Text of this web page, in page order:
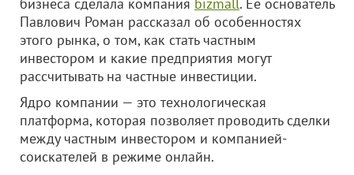
Павлович Роман рассказал об особенностях
этого рынка, о том, как стать частным
инвестором и какие предприятия могут
рассчитывать на частные инвестиции.
Ядро компании — это технологическая
платформа, которая позволяет проводить сделки
между частным инвестором и компанией-
соискателей в режиме онлайн.